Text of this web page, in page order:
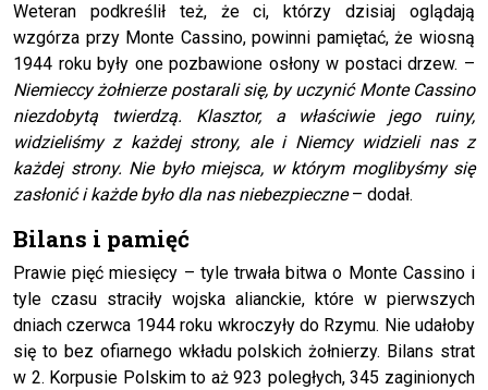
Weteran podkreślił też, że ci, którzy dzisiaj oglądają
wzgórza przy Monte Cassino, powinni pamiętać, że wiosną
1944 roku były one pozbawione osłony w postaci drzew. –
Niemieccy żołnierze postarali się, by uczynić Monte Cassino
niezdobytą twierdzą. Klasztor, a właściwie jego ruiny,
widzieliśmy z każdej strony, ale i Niemcy widzieli nas z
każdej strony. Nie było miejsca, w którym moglibyśmy się
zasłonić i każde było dla nas niebezpieczne– dodał.
Bilans i pamięć
Prawie pięć miesięcy – tyle trwała bitwa o Monte Cassino i
tyle czasu straciły wojska alianckie, które w pierwszych
dniach czerwca 1944 roku wkroczyły do Rzymu. Nie udałoby
się to bez ofiarnego wkładu polskich żołnierzy. Bilans strat
w 2. Korpusie Polskim to aż 923 poległych, 345 zaginionych